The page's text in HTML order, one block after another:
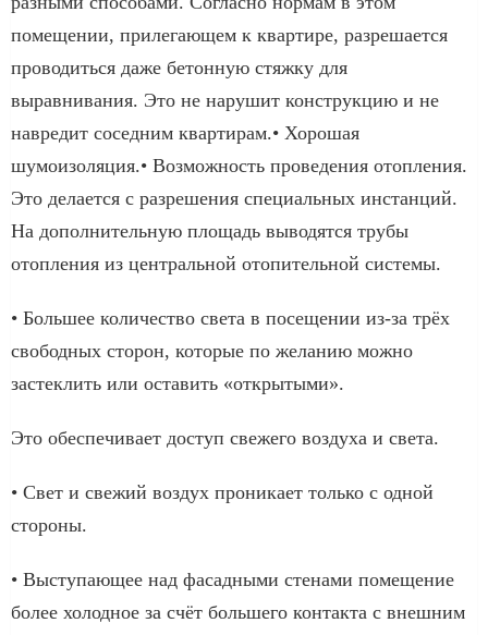
помещении, прилегающем к квартире, разрешается
проводиться даже бетонную стяжку для
выравнивания. Это не нарушит конструкцию и не
навредит соседним квартирам.• Хорошая
шумоизоляция.• Возможность проведения отопления.
Это делается с разрешения специальных инстанций.
На дополнительную площадь выводятся трубы
отопления из центральной отопительной системы.
• Большее количество света в посещении из-за трёх
свободных сторон, которые по желанию можно
застеклить или оставить «открытыми».
Это обеспечивает доступ свежего воздуха и света.
• Свет и свежий воздух проникает только с одной
стороны.
• Выступающее над фасадными стенами помещение
более холодное за счёт большего контакта с внешним